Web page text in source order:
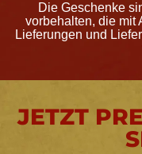
Die Geschenke
vorbehalten, die mit
Lieferungen und
JETZT